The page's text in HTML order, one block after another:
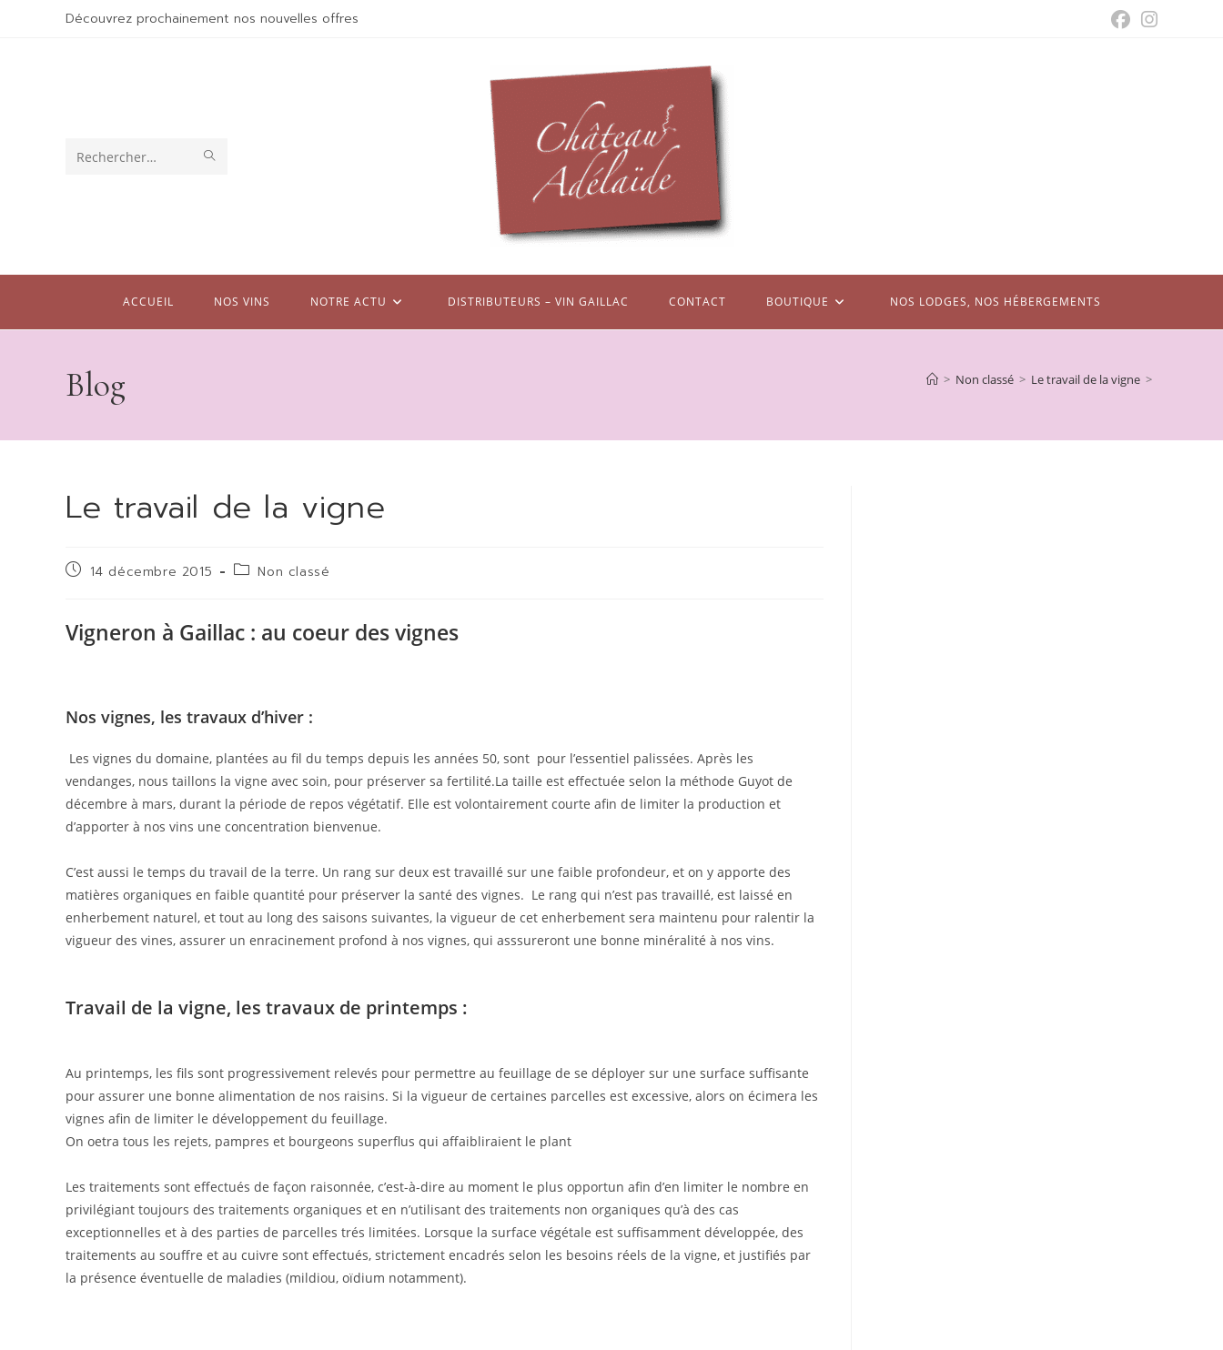
Découvrez prochainement nos nouvelles offres
Rechercher
ACCUEIL NOS VINS NOTRE ACTU DISTRIBUTEURS – VIN GAILLAC CONTACT BOUTIQUE NOS LODGES, NOS HÉBERGEMENTS
Blog > Non classé > Le travail de la vigne >
Le travail de la vigne
Publication
14 décembre 2015
PostNon classé
Vigneron à Gaillac : au coeur des vignes
Nos vignes, les travaux d’hiver :
Les vignes du domaine, plantées au fil du temps depuis les années 50, sont pour l’essentiel palissées. Après les
vendanges, nous taillons la vigne avec soin, pour préserver sa fertilité.La taille est effectuée selon la méthode Guyot de
décembre à mars, durant la période de repos végétatif. Elle est volontairement courte afin de limiter la production et
d’apporter à nos vins une concentration bienvenue.
C’est aussi le temps du travail de la terre. Un rang sur deux est travaillé sur une faible profondeur, et on y apporte des
matières organiques en faible quantité pour préserver la santé des vignes. Le rang qui n’est pas travaillé, est laissé en
enherbement naturel, et tout au long des saisons suivantes, la vigueur de cet enherbement sera maintenu pour ralentir la
vigueur des vines, assurer un enracinement profond à nos vignes, qui asssureront une bonne minéralité à nos vins.
Travail de la vigne, les travaux de printemps :
Au printemps, les fils sont progressivement relevés pour permettre au feuillage de se déployer sur une surface suffisante
pour assurer une bonne alimentation de nos raisins. Si la vigueur de certaines parcelles est excessive, alors on écimera les
vignes afin de limiter le développement du feuillage.
On oetra tous les rejets, pampres et bourgeons superflus qui affaibliraient le plant
Les traitements sont effectués de façon raisonnée, c’est-à-dire au moment le plus opportun afin d’en limiter le nombre en
privilégiant toujours des traitements organiques et en n’utilisant des traitements non organiques qu’à des cas
exceptionnelles et à des parties de parcelles trés limitées. Lorsque la surface végétale est suffisamment développée, des
traitements au souffre et au cuivre sont effectués, strictement encadrés selon les besoins réels de la vigne, et justifiés par
la présence éventuelle de maladies (mildiou, oïdium notamment).